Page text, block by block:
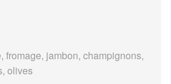
fromage, jambon, champignons,
olives